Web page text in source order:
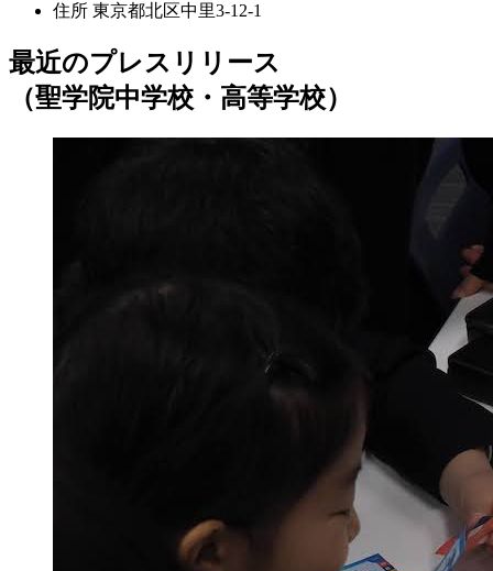
住所 東京都北区中里3-12-1
最近のプレスリリース
（聖学院中学校・高等学校）